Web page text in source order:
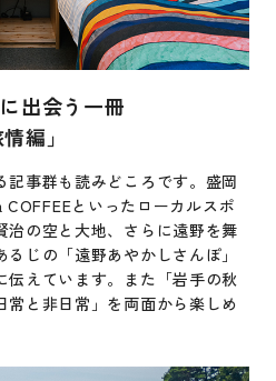
出会う一冊
編」
記事群も読みどころです。盛岡
といったローカルスポ
治の空と大地、さらに遠野を舞
じの「遠野あやかしさんぽ」
伝えています。また「岩手の秋
常と非日常」を両面から楽しめ